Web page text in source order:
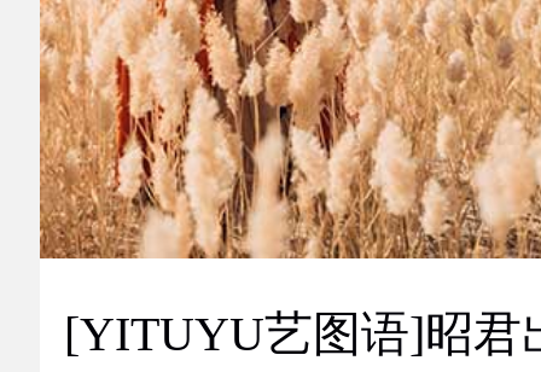
[YITUYU艺图语]昭君